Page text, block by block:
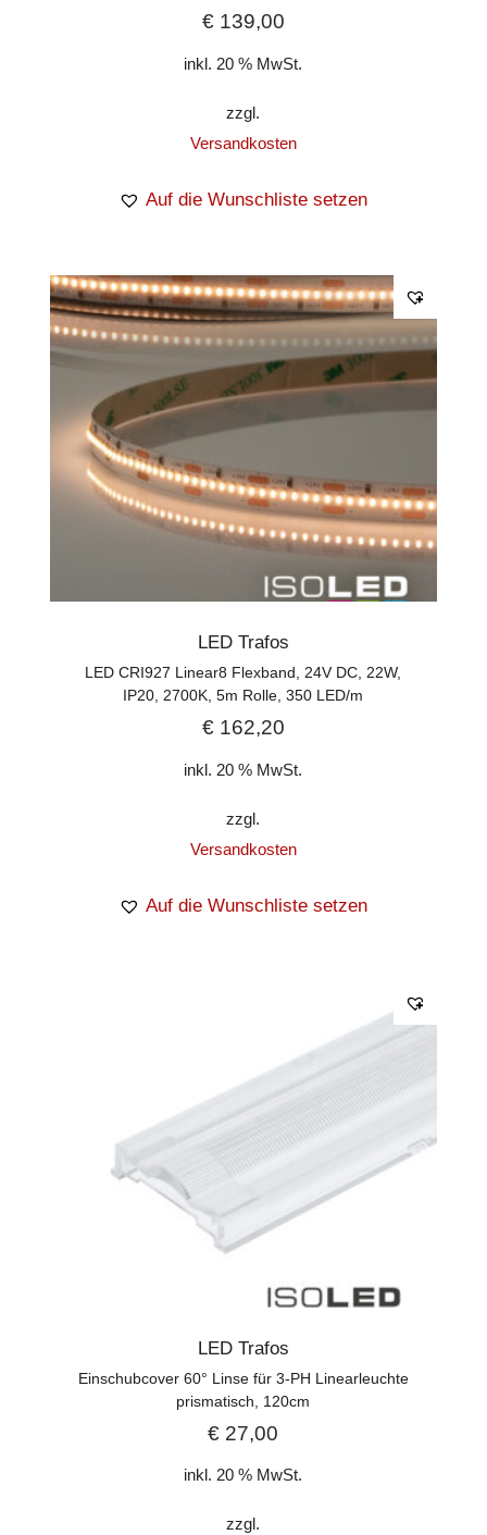
€139,00
inkl. 20 % MwSt.
zzgl.
Versandkosten
Auf die Wunschliste setzen
LED Trafos
LED CRI927 Linear8 Flexband, 24V DC, 22W,
IP20, 2700K, 5m Rolle, 350 LED/m
€162,20
inkl. 20 % MwSt.
zzgl.
Versandkosten
Auf die Wunschliste setzen
LED Trafos
Einschubcover 60° Linse für 3-PH Linearleuchte
prismatisch, 120cm
€ 27,00
inkl. 20 % MwSt.
zzgl.